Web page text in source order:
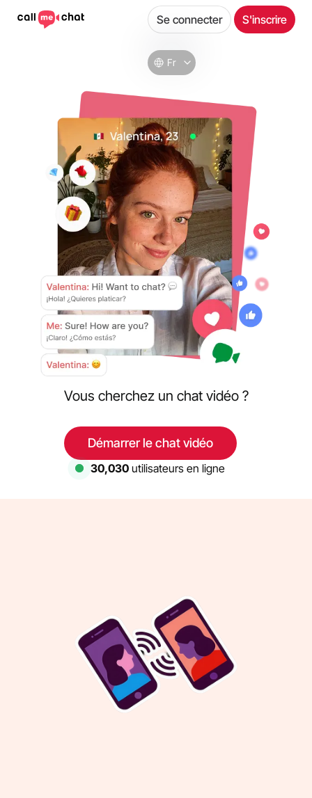
Fr
Se connecter S'inscrire
Vous cherchez un chat vidéo ?
Démarrer le chat vidéo
30,030 utilisateurs en ligne